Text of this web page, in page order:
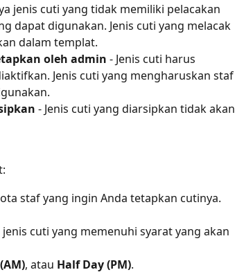
jenis cuti yang tidak memiliki pelacakan
dapat digunakan. Jenis cuti yang melacak
dalam templat.
oleh admin - Jenis cuti harus
Jenis cuti yang mengharuskan staf
- Jenis cuti yang diarsipkan tidak akan
staf yang ingin Anda tetapkan cutinya.
cuti yang memenuhi syarat yang akan
, atau Half Day (PM).